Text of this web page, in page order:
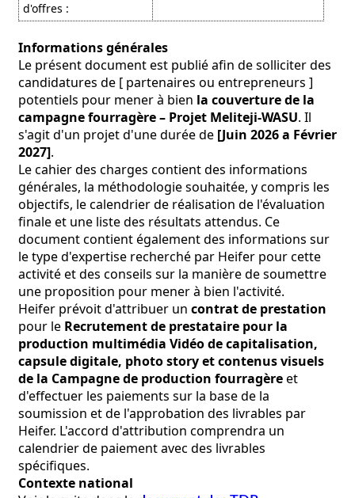
d'offres :
Informations générales
Le présent document est publié afin de solliciter des
candidatures de [ partenaires ou entrepreneurs ]
potentiels pour mener à bien la couverture de la
campagne fourragère – Projet Meliteji-WASU. Il
s'agit d'un projet d'une durée de[Juin 2026 a Février
2027].
Le cahier des charges contient des informations
générales, la méthodologie souhaitée, y compris les
objectifs, le calendrier de réalisation de l'évaluation
finale et une liste des résultats attendus. Ce
document contient également des informations sur
le type d'expertise recherché par Heifer pour cette
activité et des conseils sur la manière de soumettre
une proposition pour mener à bien l'activité.
Heifer prévoit d'attribuer un contrat de prestation
pour le Recrutement de prestataire pour la
production multimédia Vidéo de capitalisation,
capsule digitale, photo story et contenus visuels
de la Campagne de production fourragèreet
d'effectuer les paiements sur la base de la
soumission et de l'approbation des livrables par
Heifer. L'accord d'attribution comprendra un
calendrier de paiement avec des livrables
spécifiques.
Contexte national